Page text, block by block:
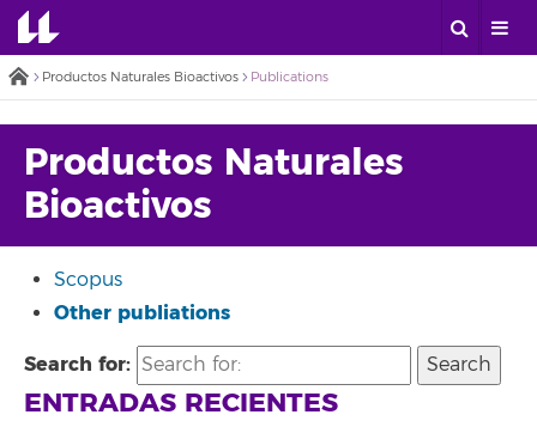
Productos Naturales Bioactivos Publications
Productos Naturales
Bioactivos
Scopus
Other publiations
Search for:
ENTRADAS RECIENTES